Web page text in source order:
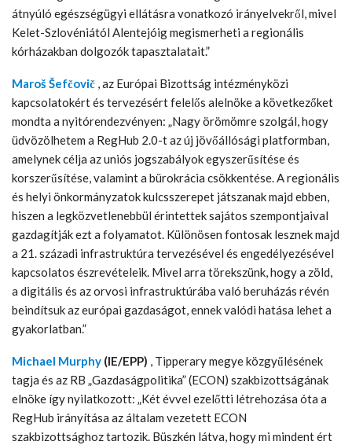
átnyúló egészségügyi ellátásra vonatkozó irányelvekről, mivel
Kelet-Szlovéniától Alentejóig megismerheti a regionális
kórházakban dolgozók tapasztalatait.”
Maroš Šefčovič , az Európai Bizottság intézményközi
kapcsolatokért és tervezésért felelős alelnöke a következőket
mondta a nyitórendezvényen: „Nagy örömömre szolgál, hogy
üdvözölhetem a RegHub 2.0-t az új jövőállósági platformban,
amelynek célja az uniós jogszabályok egyszerűsítése és
korszerűsítése, valamint a bürokrácia csökkentése. A regionális
és helyi önkormányzatok kulcsszerepet játszanak majd ebben,
hiszen a legközvetlenebbül érintettek sajátos szempontjaival
gazdagítják ezt a folyamatot. Különösen fontosak lesznek majd
a 21. századi infrastruktúra tervezésével és engedélyezésével
kapcsolatos észrevételeik. Mivel arra törekszünk, hogy a zöld,
a digitális és az orvosi infrastruktúrába való beruházás révén
beindítsuk az európai gazdaságot, ennek valódi hatása lehet a
gyakorlatban.”
Michael Murphy (IE/EPP) , Tipperary megye közgyűlésének
tagja és az RB „Gazdaságpolitika” (ECON) szakbizottságának
elnöke így nyilatkozott: „Két évvel ezelőtti létrehozása óta a
RegHub irányítása az általam vezetett ECON
szakbizottsághoz tartozik. Büszkén látva, hogy mi mindent ért